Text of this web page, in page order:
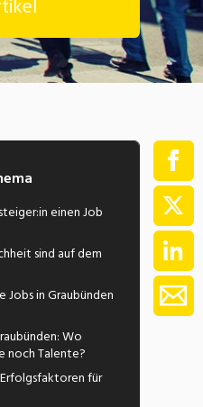
einen Job
sind auf dem
Jobs in Graubünden
Wo
noch Talente?
für